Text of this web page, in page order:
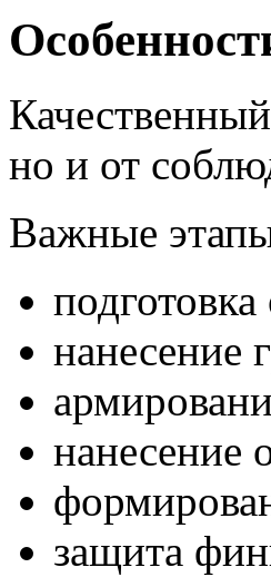
но и от
Важные
нанесение
нанесение
защита